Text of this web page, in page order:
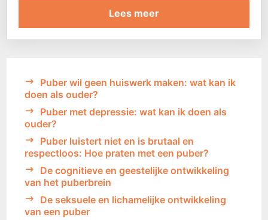
Lees meer
Puber wil geen huiswerk maken: wat kan ik
doen als ouder?
Puber met depressie: wat kan ik doen als
ouder?
Puber luistert niet en is brutaal en
respectloos: Hoe praten met een puber?
De cognitieve en geestelijke ontwikkeling
van het puberbrein
De seksuele en lichamelijke ontwikkeling
van een puber